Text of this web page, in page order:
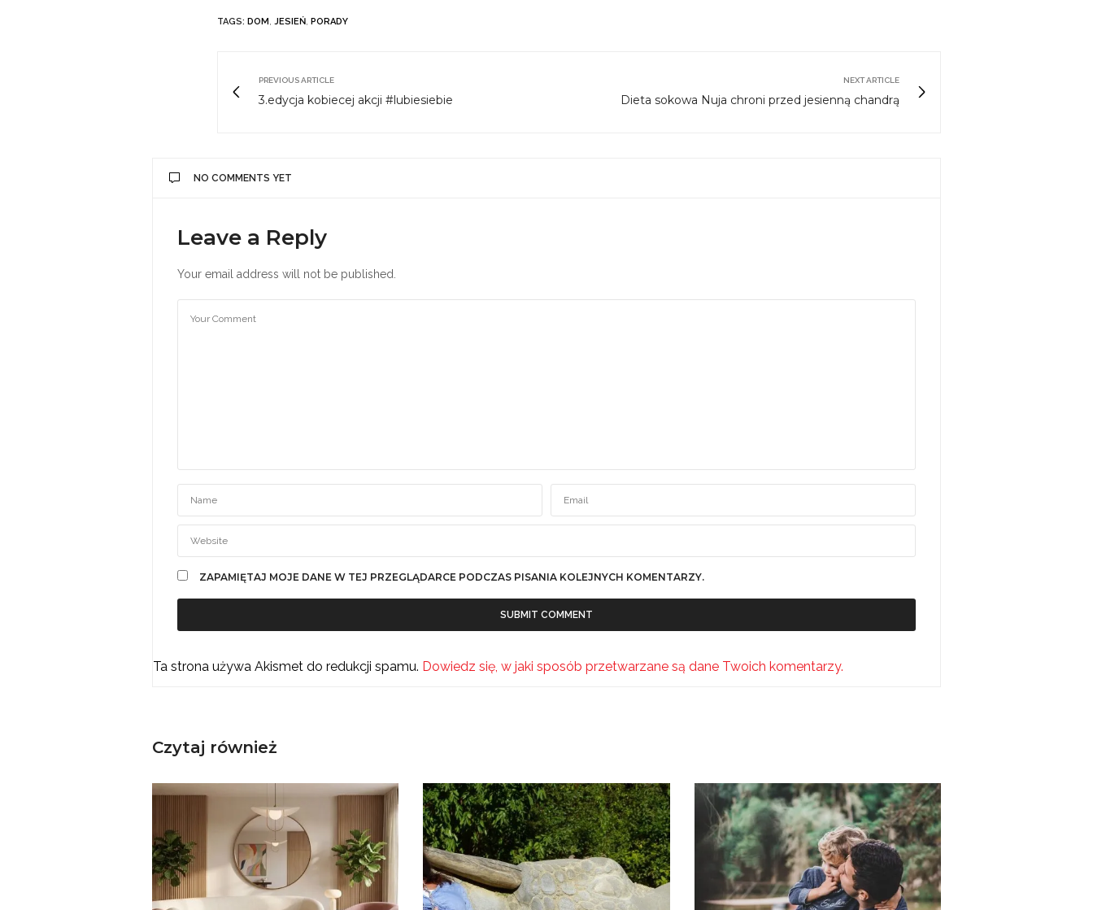
TAGS: DOM, JESIEŃ, PORADY
PREVIOUS ARTICLE
3.edycja kobiecej akcji #lubiesiebie
NEXT ARTICLE
Dieta sokowa Nuja chroni przed jesienną chandrą
NO COMMENTS YET
Leave a Reply
Your email address will not be published.
ZAPAMIĘTAJ MOJE DANE W TEJ PRZEGLĄDARCE PODCZAS PISANIA KOLEJNYCH KOMENTARZY.
Ta strona używa Akismet do redukcji spamu. Dowiedz się, w jaki sposób przetwarzane są dane Twoich komentarzy.
Czytaj również